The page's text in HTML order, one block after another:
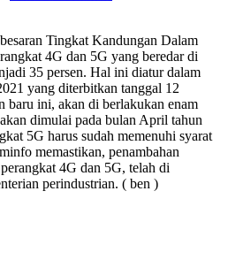
Tingkat Kandungan Dalam
4G dan 5G yang beredar di
35 persen. Hal ini diatur dalam
yang diterbitkan tanggal 12
baru ini, akan di berlakukan enam
dimulai pada bulan April tahun
5G harus sudah memenuhi syarat
memastikan, penambahan
4G dan 5G, telah di
perindustrian. ( ben )